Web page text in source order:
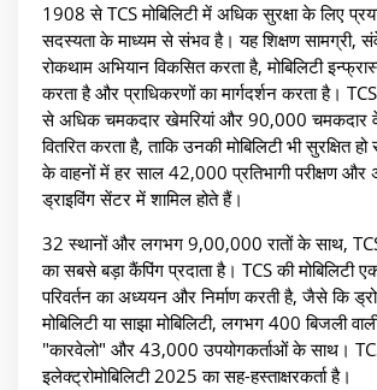
1908 से TCS मोबिलिटी में अधिक सुरक्षा के लिए
सदस्यता के माध्यम से संभव है। यह शिक्षण सामग्री,
रोकथाम अभियान विकसित करता है, मोबिलिटी
करता है और प्राधिकरणों का मार्गदर्शन करता है।
से अधिक चमकदार खेमरियां और 90,000 चमकदार
वितरित करता है, ताकि उनकी मोबिलिटी भी सुरक्षित
के वाहनों में हर साल 42,000 प्रतिभागी परीक्षण
ड्राइविंग सेंटर में शामिल होते हैं।
32 स्थानों और लगभग 9,00,000 रातों के साथ,
का सबसे बड़ा कैंपिंग प्रदाता है। TCS की मोबिलिटी
परिवर्तन का अध्ययन और निर्माण करती है, जैसे कि
मोबिलिटी या साझा मोबिलिटी, लगभग 400 बिजली
"कारवेलो" और 43,000 उपयोगकर्ताओं के साथ।
इलेक्ट्रोमोबिलिटी 2025 का सह-हस्ताक्षरकर्ता है।